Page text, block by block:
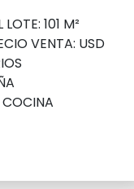
101 M²
VENTA: USD
COCINA